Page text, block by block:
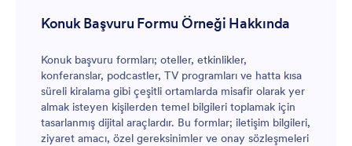
Konuk Başvuru Formu Örneği Hakkında
Konuk başvuru formları; oteller, etkinlikler,
konferanslar, podcastler, TV programları ve hatta kısa
süreli kiralama gibi çeşitli ortamlarda misafir olarak yer
almak isteyen kişilerden temel bilgileri toplamak için
tasarlanmış dijital araçlardır. Bu formlar; iletişim bilgileri,
ziyaret amacı, özel gereksinimler ve onay sözleşmeleri